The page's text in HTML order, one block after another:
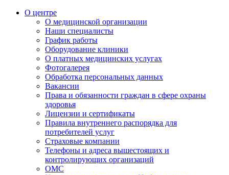
О центре
О медицинской организации
Наши специалисты
График работы
Оборудование клиники
О платных медицинских услугах
Фотогалерея
Обработка персональных данных
Вакансии
Права и обязанности граждан в сфере охраны
здоровья
Лицензии и сертификаты
Правила внутреннего распорядка для
потребителей услуг
Страховые компании
Телефоны и адреса вышестоящих и
контролирующих организаций
ОМС